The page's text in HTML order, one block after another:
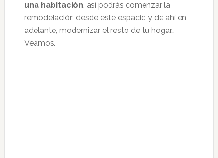
una habitación, así podrás comenzar la
remodelación desde este espacio y de ahí en
adelante, modernizar el resto de tu hogar…
Veamos.